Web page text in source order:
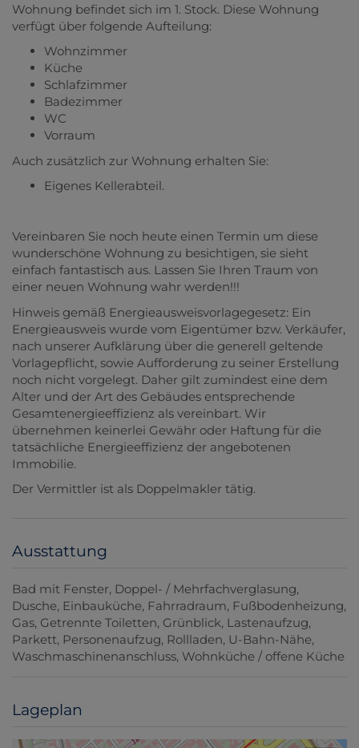
Wohnung befindet sich im 1. Stock. Diese Wohnung
verfügt über folgende Aufteilung:
Wohnzimmer
Küche
Schlafzimmer
Badezimmer
WC
Vorraum
Auch zusätzlich zur Wohnung erhalten Sie:
Eigenes Kellerabteil.
Vereinbaren Sie noch heute einen Termin um diese
wunderschöne Wohnung zu besichtigen, sie sieht
einfach fantastisch aus. Lassen Sie Ihren Traum von
einer neuen Wohnung wahr werden!!!
Hinweis gemäß Energieausweisvorlagegesetz: Ein
Energieausweis wurde vom Eigentümer bzw. Verkäufer,
nach unserer Aufklärung über die generell geltende
Vorlagepflicht, sowie Aufforderung zu seiner Erstellung
noch nicht vorgelegt. Daher gilt zumindest eine dem
Alter und der Art des Gebäudes entsprechende
Gesamtenergieeffizienz als vereinbart. Wir
übernehmen keinerlei Gewähr oder Haftung für die
tatsächliche Energieeffizienz der angebotenen
Immobilie.
Der Vermittler ist als Doppelmakler tätig.
Ausstattung
Bad mit Fenster Doppel- / Mehrfachverglasung
Dusche Einbauküche Fahrradraum Fußbodenheizung
Gas Getrennte Toiletten Grünblick Lastenaufzug
Parkett Personenaufzug Rollladen U-Bahn-Nähe
Waschmaschinenanschluss Wohnküche / offene Küche
Lageplan